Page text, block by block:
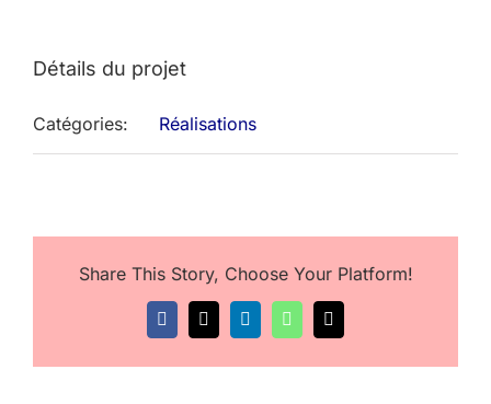
Détails du projet
Catégories: Réalisations
Share This Story, Choose Your Platform!
Facebook
X LinkedInWhatsApp
Email